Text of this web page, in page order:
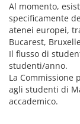
Al momento,
specificamente
atenei europei,
Bucarest,
Il flusso di
studenti/anno.
La Commissione
agli studenti di
accademico.